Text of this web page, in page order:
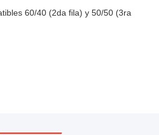
60/40 (2da fila) y 50/50 (3ra